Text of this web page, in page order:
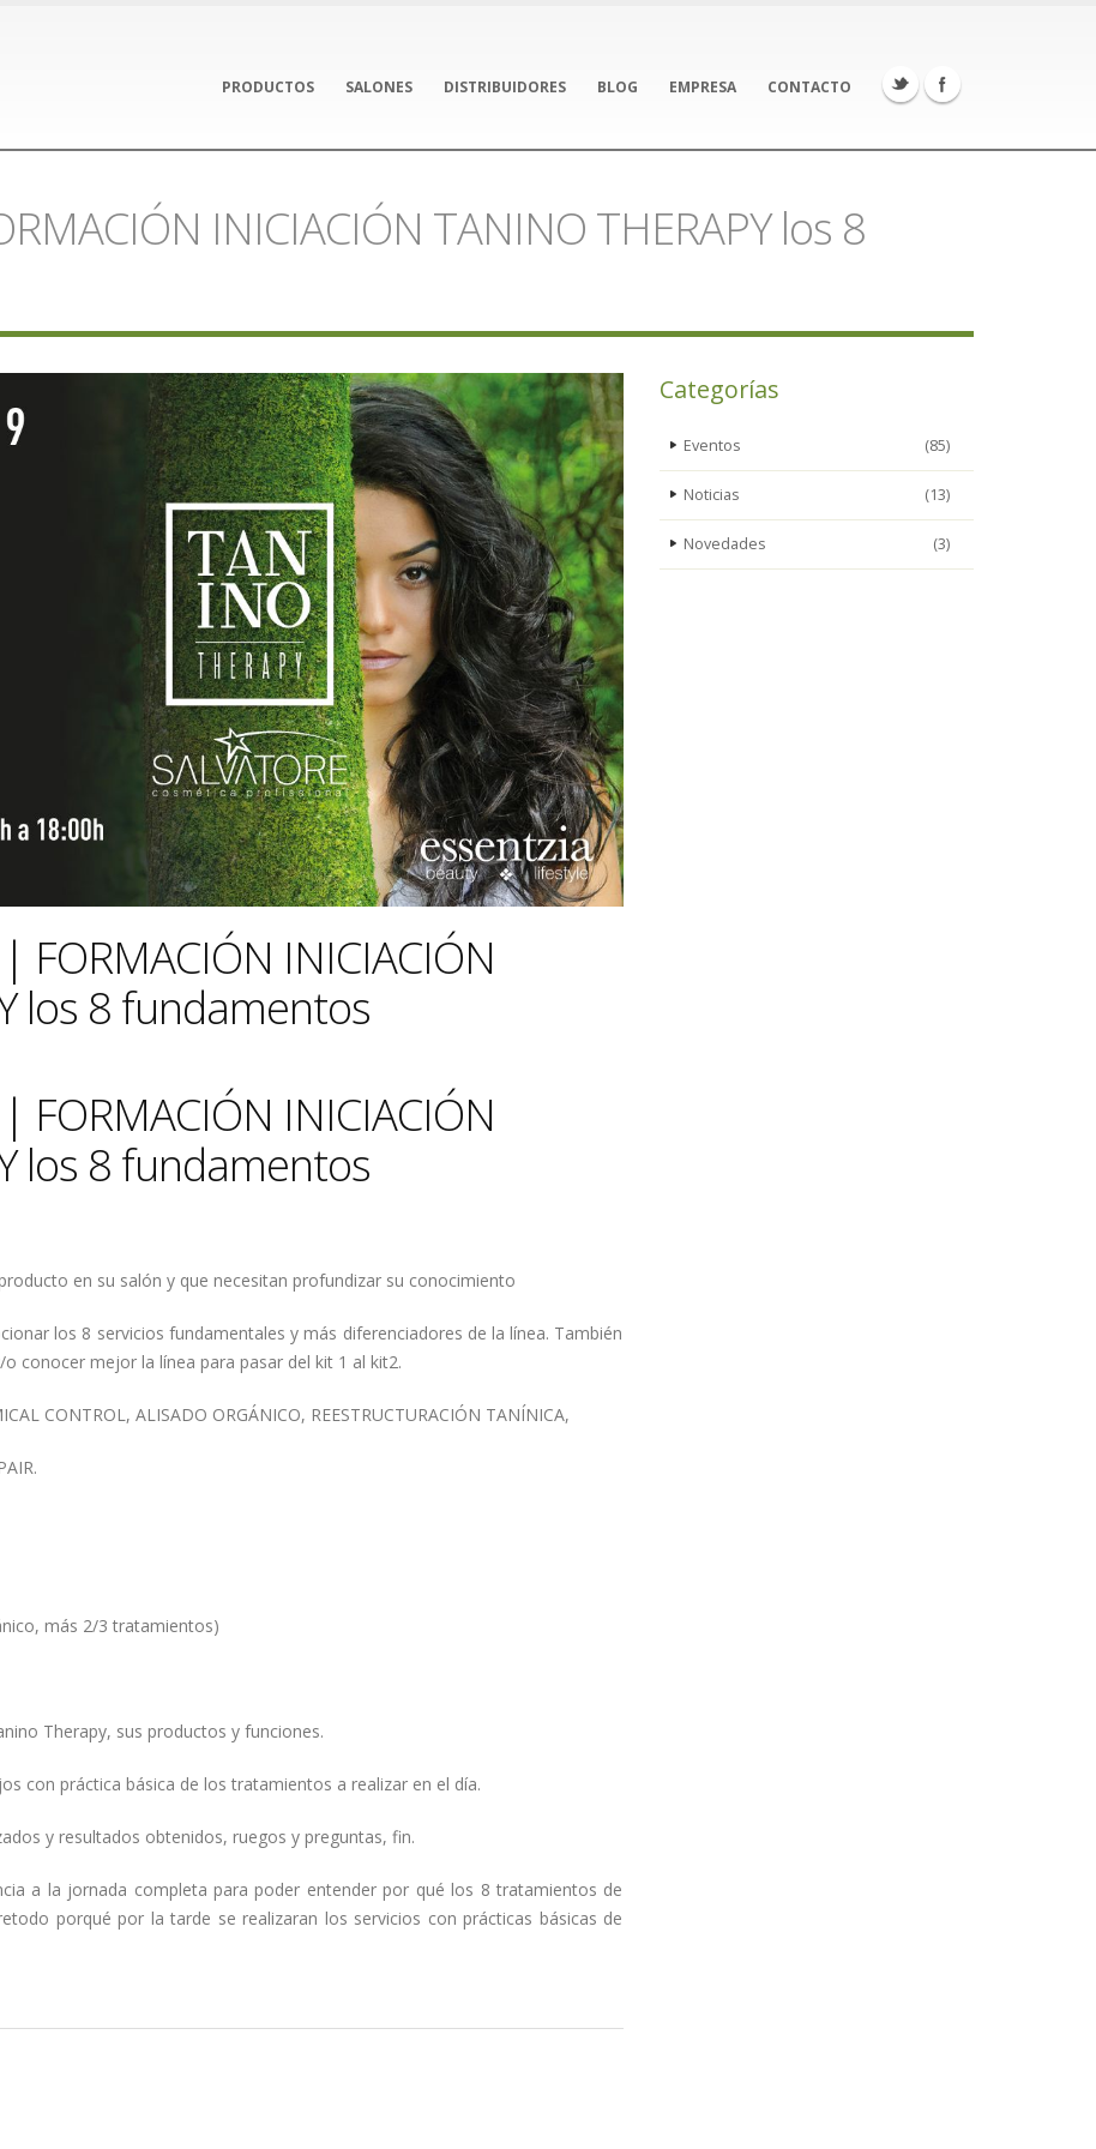
PRODUCTOS SALONES DISTRIBUIDORES BLOG EMPRESA CONTACTO
INICIACIÓN TANINO THERAPY los 8
INICIACIÓN
los 8 fundamentos
INICIACIÓN
los 8 fundamentos
en su salón y que necesitan profundizar su conocimiento
los 8 servicios fundamentales y más diferenciadores de la línea. También
conocer mejor la línea para pasar del kit 1 al kit2.
CONTROL, ALISADO ORGÁNICO, REESTRUCTURACIÓN TANÍNICA,
más 2/3 tratamientos)
Therapy, sus productos y funciones.
con práctica básica de los tratamientos a realizar en el día.
y resultados obtenidos, ruegos y preguntas, fin.
a la jornada completa para poder entender por qué los 8 tratamientos de
porqué por la tarde se realizaran los servicios con prácticas básicas de
Categorías
Eventos (85)
Noticias (13)
Novedades (3)